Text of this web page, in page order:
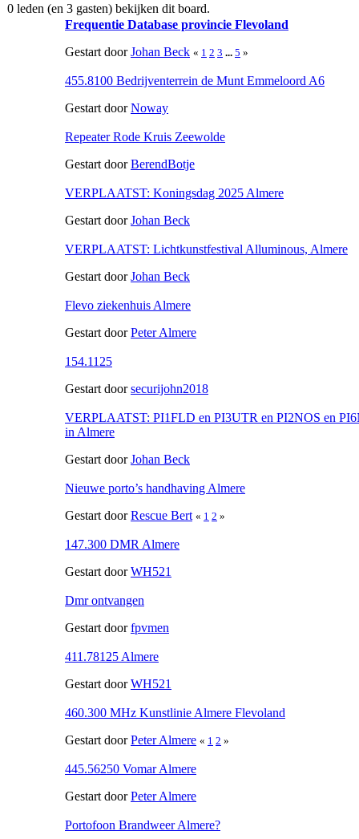
0 leden (en 3 gasten) bekijken dit board.
Frequentie Database provincie Flevoland
Gestart doorJohan Beck « 1 2 3 ... 5 »
455.8100 Bedrijventerrein de Munt Emmeloord A6
Gestart doorNoway
Repeater Rode Kruis Zeewolde
Gestart doorBerendBotje
VERPLAATST: Koningsdag 2025 Almere
Gestart doorJohan Beck
VERPLAATST: Lichtkunstfestival Alluminous, Almere
Gestart doorJohan Beck
Flevo ziekenhuis Almere
Gestart doorPeter Almere
154.1125
Gestart doorsecurijohn2018
VERPLAATST: PI1FLD en PI3UTR en PI2NOS en
in Almere
Gestart doorJohan Beck
Nieuwe porto’s handhaving Almere
Gestart doorRescue Bert « 1 2 »
147.300 DMR Almere
Gestart doorWH521
Dmr ontvangen
Gestart doorfpvmen
411.78125 Almere
Gestart doorWH521
460.300 MHz Kunstlinie Almere Flevoland
Gestart doorPeter Almere « 1 2 »
445.56250 Vomar Almere
Gestart doorPeter Almere
Portofoon Brandweer Almere?